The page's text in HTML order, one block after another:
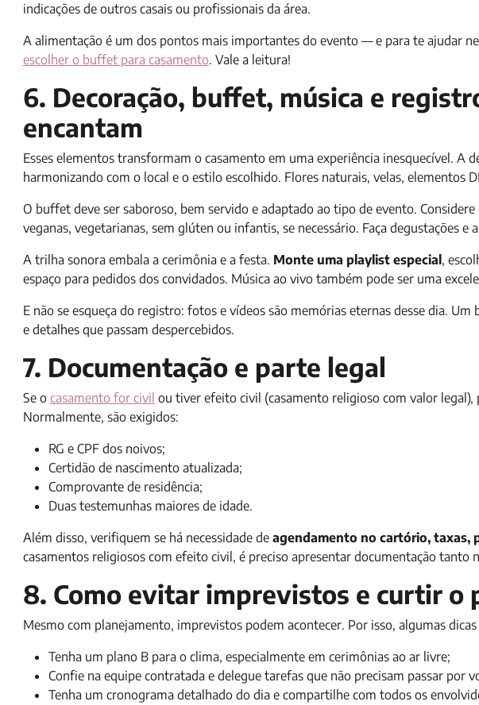
indicações de outros casais ou profissionais da área.
A alimentação é um dos pontos mais importantes do evento — e para te ajudar
escolher o buffet para casamento. Vale a leitura!
6. Decoração, buffet, música e
encantam
Esses elementos transformam o casamento em uma experiência inesquecível. A
harmonizando com o local e o estilo escolhido. Flores naturais, velas, elementos
O buffet deve ser saboroso, bem servido e adaptado ao tipo de evento.
veganas, vegetarianas, sem glúten ou infantis, se necessário. Faça degustações e
A trilha sonora embala a cerimônia e a festa. Monte uma playlist especial ,
espaço para pedidos dos convidados. Música ao vivo também pode ser uma
E não se esqueça do registro: fotos e vídeos são memórias eternas desse dia.
e detalhes que passam despercebidos.
7. Documentação e parte legal
Se o casamento for civil ou tiver efeito civil (casamento religioso com valor
Normalmente, são exigidos:
RG e CPF dos noivos;
Certidão de nascimento atualizada;
Comprovante de residência;
Duas testemunhas maiores de idade.
Além disso, verifiquem se há necessidade de agendamento no cartório, taxas,
casamentos religiosos com efeito civil, é preciso apresentar documentação tanto
8. Como evitar imprevistos e curtir o
Mesmo com planejamento, imprevistos podem acontecer. Por isso, algumas
Tenha um plano B para o clima, especialmente em cerimônias ao ar livre;
Confie na equipe contratada e delegue tarefas que não precisam passar por
Tenha um cronograma detalhado do dia e compartilhe com todos os